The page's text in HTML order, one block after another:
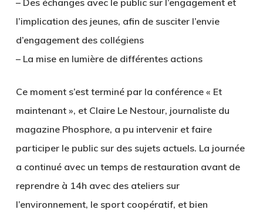
l’implication des jeunes, afin de susciter l’envie
d’engagement des collégiens
– La mise en lumière de différentes actions
Ce moment s’est terminé par la conférence « Et
maintenant », et Claire Le Nestour, journaliste du
magazine Phosphore, a pu intervenir et faire
participer le public sur des sujets actuels. La journée
a continué avec un temps de restauration avant de
reprendre à 14h avec des ateliers sur
l’environnement, le sport coopératif, et bien